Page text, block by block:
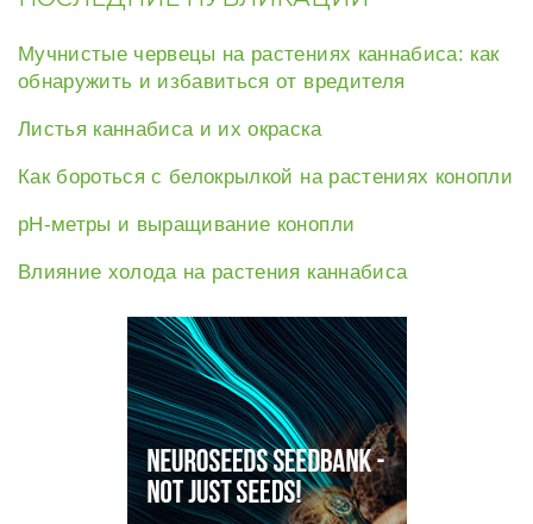
Мучнистые червецы на растениях каннабиса: как
обнаружить и избавиться от вредителя
Листья каннабиса и их окраска
Как бороться с белокрылкой на растениях конопли
рН-метры и выращивание конопли
Влияние холода на растения каннабиса